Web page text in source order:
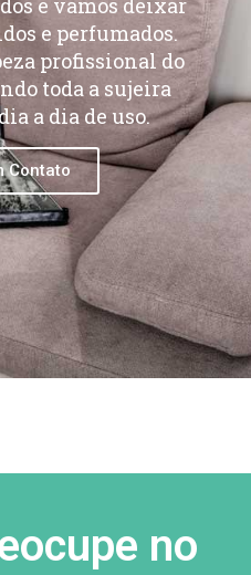
e perfumados.
profissional do
toda a sujeira
a dia de uso.
Contato
no